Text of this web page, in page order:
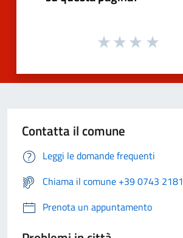
Contatta il comune
Leggi le domande frequenti
Chiama il comune +39 0743 2181
Prenota un appuntamento